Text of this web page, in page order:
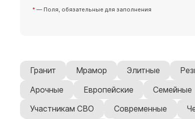
— Поля, обязательные для заполнения
Гранит Мрамор Элитные
Арочные Европейские Семейные
Участникам СВО Современные